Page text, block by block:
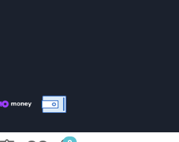
сейфов и металлической офисной